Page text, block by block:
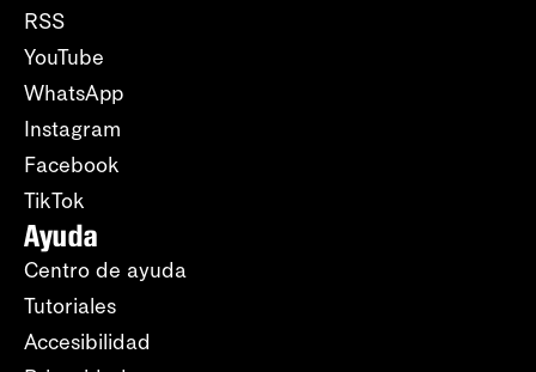
RSS
YouTube
WhatsApp
Instagram
Facebook
TikTok
Ayuda
Centro de ayuda
Tutoriales
Accesibilidad